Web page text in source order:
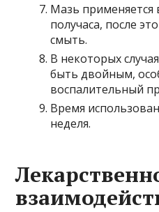
Мазь применяется
получаса, после
смыть.
В некоторых
быть двойным,
воспалительный
Время
неделя.